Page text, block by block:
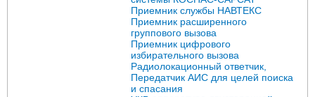
Приемник службы НАВТЕКС
Приемник расширенного
группового вызова
Приемник цифрового
избирательного вызова
Радиолокационный ответчик,
Передатчик АИС для целей поиска
и спасания